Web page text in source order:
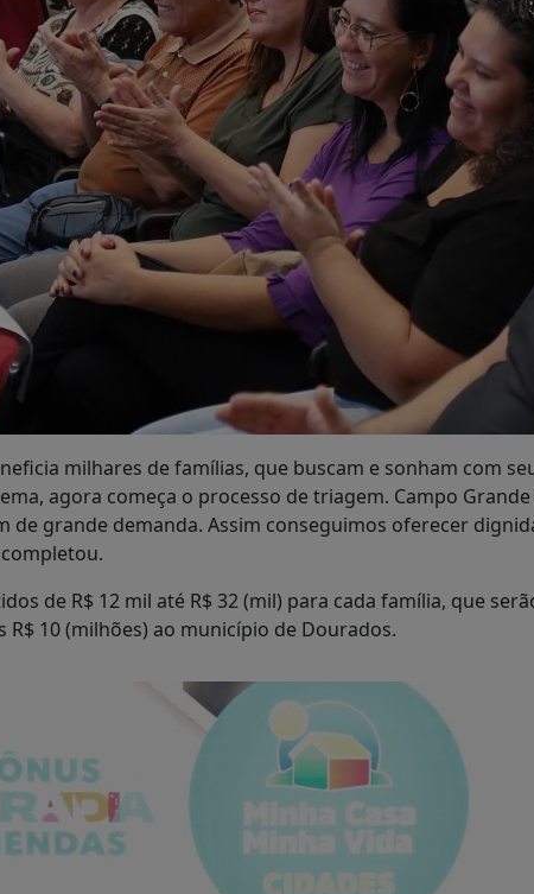
milhares de famílias, que buscam e sonham com
agora começa o processo de triagem. Campo
de grande demanda. Assim conseguimos oferecer
de R$ 12 mil até R$ 32 (mil) para cada família, que
R$ 10 (milhões) ao município de Dourados.